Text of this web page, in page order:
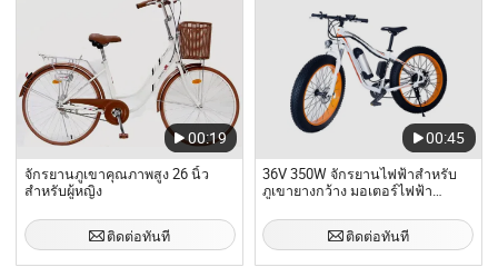
00:19
จักรยานภูเขาคุณภาพสูง 26 นิ้ว
สำหรับผู้หญิง
ติดต่อทันที
00:45
36V 350W จักรยานไฟฟ้าสำหรับ
ภูเขายางกว้าง มอเตอร์ไฟฟ้า
ติดต่อทันที